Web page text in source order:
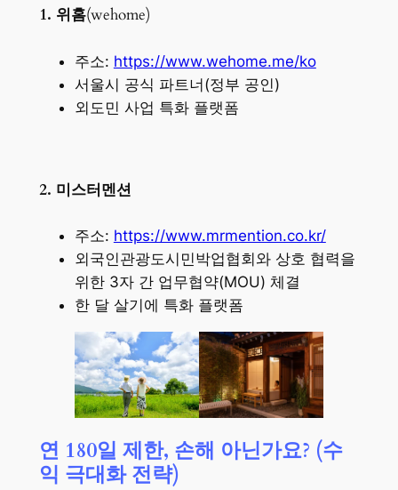
1. 위홈(wehome)
주소: https://www.wehome.me/ko
서울시 공식 파트너(정부 공인)
외도민 사업 특화 플랫폼
2. 미스터멘션
주소: https://www.mrmention.co.kr/
외국인관광도시민박업협회와 상호 협력을
위한 3자 간 업무협약(MOU) 체결
한 달 살기에 특화 플랫폼
연 180일 제한, 손해 아닌가요? (수
익 극대화 전략)